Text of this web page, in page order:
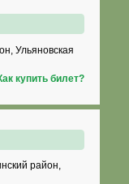
Ульяновская
купить билет?
район,